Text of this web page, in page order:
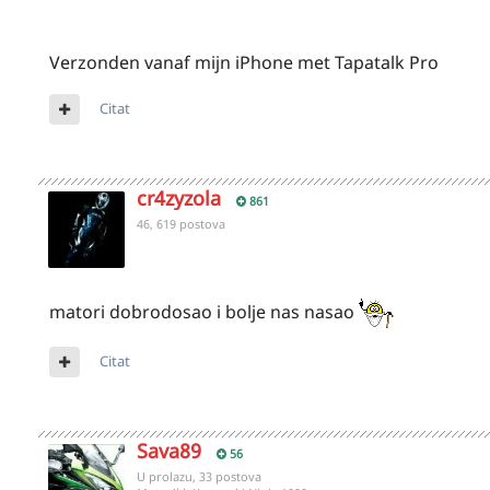
Verzonden vanaf mijn iPhone met Tapatalk Pro
Citat
cr4zyzola
861
46, 619 postova
matori dobrodosao i bolje nas nasao
Citat
Sava89
56
U prolazu, 33 postova